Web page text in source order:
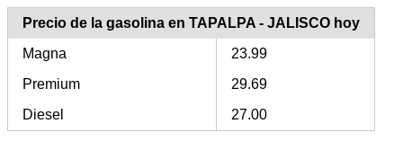
Precio de la gasolina en TAPALPA - JALISCO hoy
Magna
23.99
Premium
29.69
Diesel
27.00